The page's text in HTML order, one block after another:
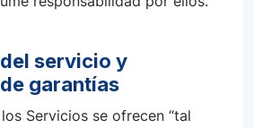
servicio y
garantías
Servicios se ofrecen “tal